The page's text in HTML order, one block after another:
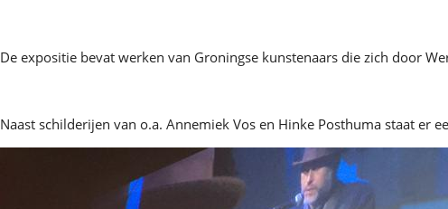
De expositie bevat werken van Groningse kunstenaars die zich door
Naast schilderijen van o.a. Annemiek Vos en Hinke Posthuma staat er